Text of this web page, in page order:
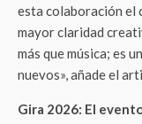
esta colaboración el
mayor claridad
más que música; es
nuevos», añade el
Gira 2026: El